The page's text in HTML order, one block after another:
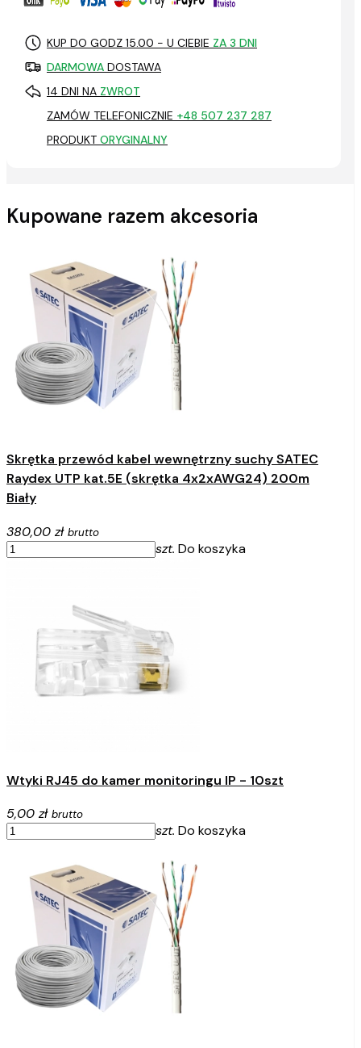
KUP DO GODZ 15.00 - U CIEBIE ZA 3 DNI
DARMOWA DOSTAWA
14 DNI NA ZWROT
ZAMÓW TELEFONICZNIE +48 507 237 287
PRODUKT ORYGINALNY
Kupowane razem akcesoria
Skrętka przewód kabel wewnętrzny suchy SATEC
Raydex UTP kat.5E (skrętka 4x2xAWG24) 200m
Biały
380,00 zł brutto
szt. Do koszyka
Wtyki RJ45 do kamer monitoringu IP - 10szt
5,00 zł brutto
szt. Do koszyka